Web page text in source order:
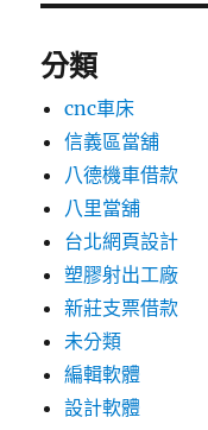
分類
cnc車床
信義區當舖
八德機車借款
八里當舖
台北網頁設計
塑膠射出工廠
新莊支票借款
未分類
編輯軟體
設計軟體